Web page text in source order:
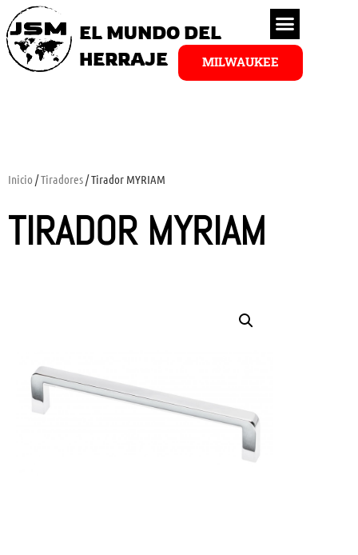
EL MUNDO DEL
HERRAJE
MILWAUKEE
Inicio /Tiradores/ Tirador MYRIAM
TIRADOR MYRIAM